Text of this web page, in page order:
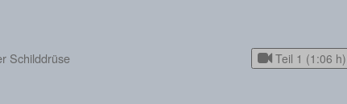
Schilddrüse Teil 1 (1:06 h)